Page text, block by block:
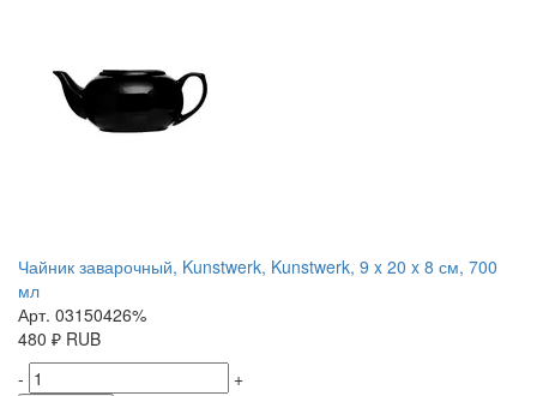
Чайник заварочный, Kunstwerk, Kunstwerk, 9 x 20 x 8 см, 700
мл
Арт. 03150426%
480 ₽ RUB
-
+